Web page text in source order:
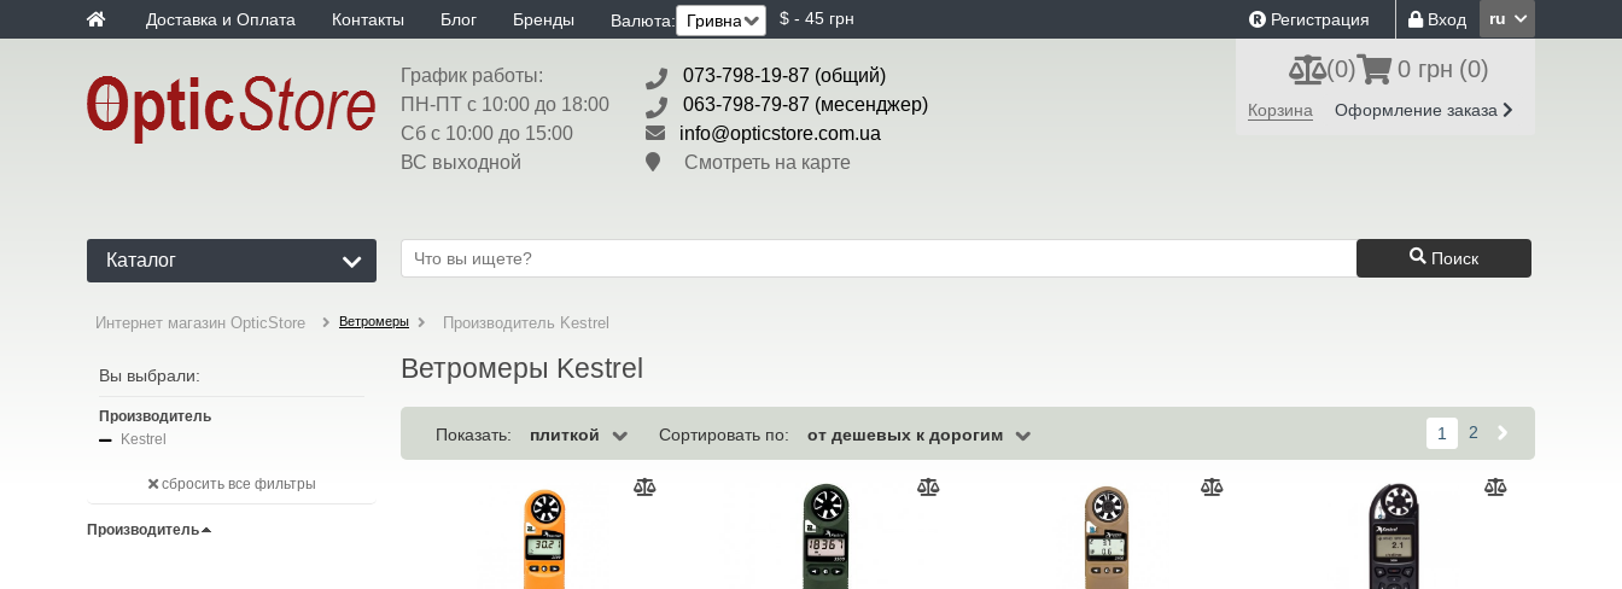
Доставка и Оплата Контакты Блог Бренды Валюта: $ - 45 грн ru
Вход
Регистрация
График работы:
ПН-ПТ с 10:00 до 18:00
Сб с 10:00 до 15:00
ВС выходной
073-798-19-87 (общий)
063-798-79-87 (месенджер)
info@opticstore.com.ua
Смотреть на карте
(0) 0 грн (0)
Корзина Оформление заказа
Каталог Поиск
Интернет магазин OpticStore Ветромеры Производитель Kestrel
Вы выбрали:
Производитель
Kestrel
сбросить все фильтры
Производитель
Ветромеры Kestrel
1 2
Показать: плиткой Сортировать по: от дешевых к дорогим